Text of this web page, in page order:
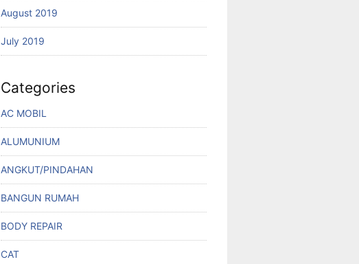
August 2019
July 2019
Categories
AC MOBIL
ALUMUNIUM
ANGKUT/PINDAHAN
BANGUN RUMAH
BODY REPAIR
CAT